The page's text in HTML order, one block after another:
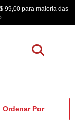
| Pagamento Pix ou